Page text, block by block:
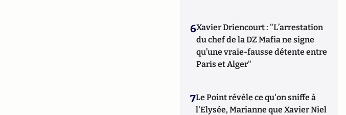
6Xavier Driencourt : "L’arrestation
du chef de la DZ Mafia ne signe
qu’une vraie-fausse détente entre
Paris et Alger"
7Le Point révèle ce qu'on sniffe à
l'Elysée, Marianne que Xavier Niel